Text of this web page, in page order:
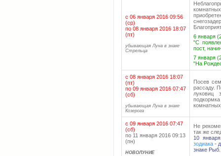
с 06 января 2016 09:56
(ср)
по 08 января 2016 18:07
(пт)
убывающая Луна в знаке
Стрельца
6 января
"С
пост,
7 января
"На
с 08 января 2016 18:07
(пт)
по 09 января 2016 07:47
(сб)
убывающая Луна в знаке
Козерога
Посев
рассаду.
луковиц
с 09 января 2016 07:47
(сб)
по 11 января 2016 09:13
(пн)
НОВОЛУНИЕ
Не
так же
10
зодиака -
знаке Рыб.